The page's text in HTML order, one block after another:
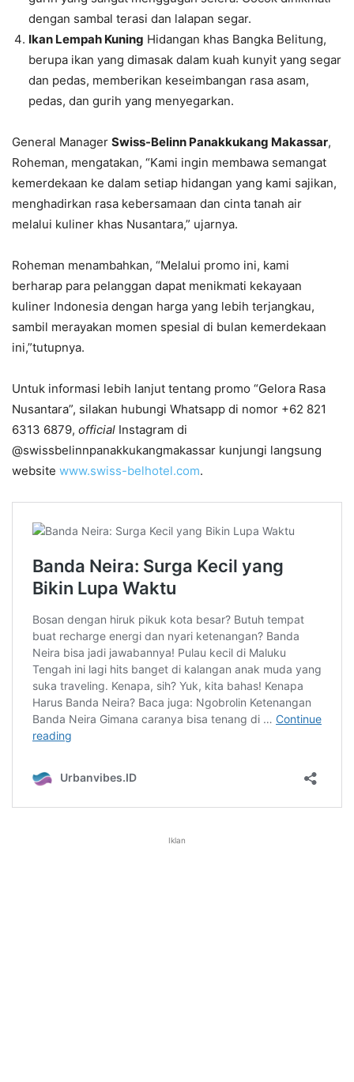
dengan sambal terasi dan lalapan segar.
Ikan Lempah Kuning Hidangan khas Bangka Belitung,
berupa ikan yang dimasak dalam kuah kunyit yang segar
dan pedas, memberikan keseimbangan rasa asam,
pedas, dan gurih yang menyegarkan.
General Manager Swiss-Belinn Panakkukang Makassar,
Roheman, mengatakan, “Kami ingin membawa semangat
kemerdekaan ke dalam setiap hidangan yang kami sajikan,
menghadirkan rasa kebersamaan dan cinta tanah air
melalui kuliner khas Nusantara,” ujarnya.
Roheman menambahkan, “Melalui promo ini, kami
berharap para pelanggan dapat menikmati kekayaan
kuliner Indonesia dengan harga yang lebih terjangkau,
sambil merayakan momen spesial di bulan kemerdekaan
ini,”tutupnya.
Untuk informasi lebih lanjut tentang promo “Gelora Rasa
Nusantara”, silakan hubungi Whatsapp di nomor +62 821
6313 6879, official Instagram di
@swissbelinnpanakkukangmakassar kunjungi langsung
website www.swiss-belhotel.com.
Iklan